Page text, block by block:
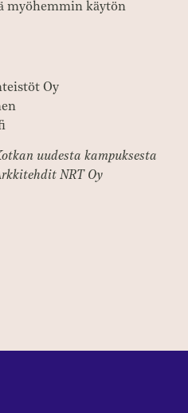
myöhemmin käytön
Oy
uudesta kampuksesta
NRT Oy